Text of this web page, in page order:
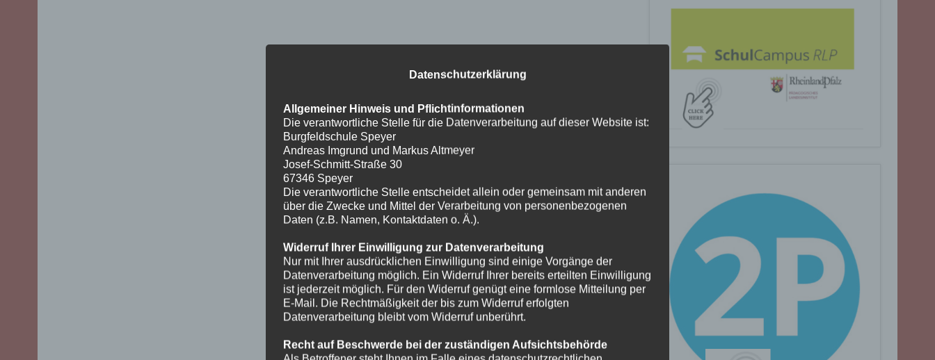
Datenschutzerklärung
Allgemeiner Hinweis und Pflichtinformationen
Die verantwortliche Stelle für die Datenverarbeitung auf dieser Website ist:
Burgfeldschule Speyer
Andreas Imgrund und Markus Altmeyer
Josef-Schmitt-Straße 30
67346 Speyer
Die verantwortliche Stelle entscheidet allein oder gemeinsam mit anderen
über die Zwecke und Mittel der Verarbeitung von personenbezogenen
Daten (z.B. Namen, Kontaktdaten o. Ä.).
Widerruf Ihrer Einwilligung zur Datenverarbeitung
Nur mit Ihrer ausdrücklichen Einwilligung sind einige Vorgänge der
Datenverarbeitung möglich. Ein Widerruf Ihrer bereits erteilten Einwilligung
ist jederzeit möglich. Für den Widerruf genügt eine formlose Mitteilung per
E-Mail. Die Rechtmäßigkeit der bis zum Widerruf erfolgten
Datenverarbeitung bleibt vom Widerruf unberührt.
Recht auf Beschwerde bei der zuständigen Aufsichtsbehörde